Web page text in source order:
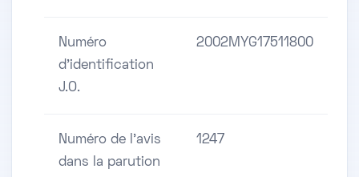
Numéro
d'identification
J.O.
2002MYG17511800
Numéro de l'avis
dans la parution
1247